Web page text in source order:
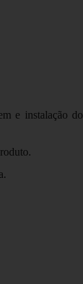
e instalação do